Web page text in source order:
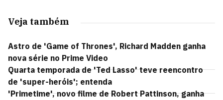
Veja também
Astro de 'Game of Thrones', Richard Madden ganha
nova série no Prime Video
Quarta temporada de 'Ted Lasso' teve reencontro
de 'super-heróis'; entenda
'Primetime', novo filme de Robert Pattinson, ganha